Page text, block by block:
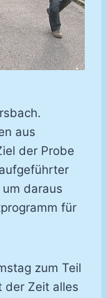
aus
der Probe
daraus
für
zum Teil
der Zeit alles